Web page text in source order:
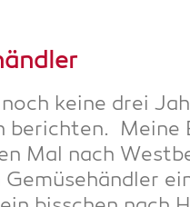
kei­ne drei
berich­ten. Mei­ne
Mal nach